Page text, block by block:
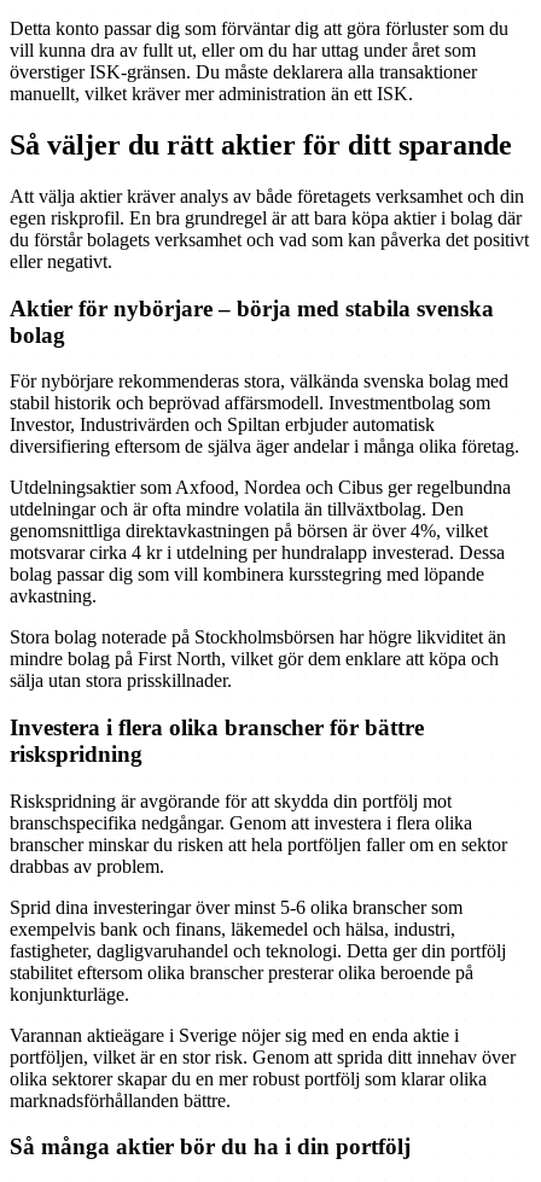
Detta konto passar dig som förväntar dig att göra förluster som du
vill kunna dra av fullt ut, eller om du har uttag under året som
överstiger ISK-gränsen. Du måste deklarera alla transaktioner
manuellt, vilket kräver mer administration än ett ISK.
Så väljer du rätt aktier för ditt sparande
Att välja aktier kräver analys av både företagets verksamhet och din
egen riskprofil. En bra grundregel är att bara köpa aktier i bolag där
du förstår bolagets verksamhet och vad som kan påverka det positivt
eller negativt.
Aktier för nybörjare – börja med stabila svenska
bolag
För nybörjare rekommenderas stora, välkända svenska bolag med
stabil historik och beprövad affärsmodell. Investmentbolag som
Investor, Industrivärden och Spiltan erbjuder automatisk
diversifiering eftersom de själva äger andelar i många olika företag.
Utdelningsaktier som Axfood, Nordea och Cibus ger regelbundna
utdelningar och är ofta mindre volatila än tillväxtbolag. Den
genomsnittliga direktavkastningen på börsen är över 4%, vilket
motsvarar cirka 4 kr i utdelning per hundralapp investerad. Dessa
bolag passar dig som vill kombinera kursstegring med löpande
avkastning.
Stora bolag noterade på Stockholmsbörsen har högre likviditet än
mindre bolag på First North, vilket gör dem enklare att köpa och
sälja utan stora prisskillnader.
Investera i flera olika branscher för bättre
riskspridning
Riskspridning är avgörande för att skydda din portfölj mot
branschspecifika nedgångar. Genom att investera i flera olika
branscher minskar du risken att hela portföljen faller om en sektor
drabbas av problem.
Sprid dina investeringar över minst 5-6 olika branscher som
exempelvis bank och finans, läkemedel och hälsa, industri,
fastigheter, dagligvaruhandel och teknologi. Detta ger din portfölj
stabilitet eftersom olika branscher presterar olika beroende på
konjunkturläge.
Varannan aktieägare i Sverige nöjer sig med en enda aktie i
portföljen, vilket är en stor risk. Genom att sprida ditt innehav över
olika sektorer skapar du en mer robust portfölj som klarar olika
marknadsförhållanden bättre.
Så många aktier bör du ha i din portfölj